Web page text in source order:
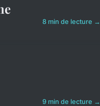
8 min de lecture →
9 min de lecture →